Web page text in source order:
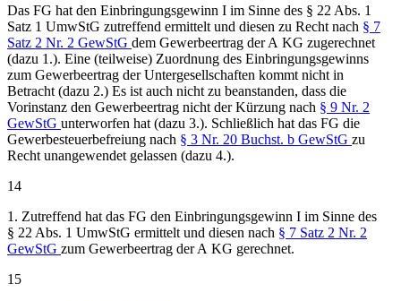
Das FG hat den Einbringungsgewinn I im Sinne des § 22 Abs. 1
Satz 1 UmwStG zutreffend ermittelt und diesen zu Recht nach § 7
Satz 2 Nr. 2 GewStG dem Gewerbeertrag der A KG zugerechnet
(dazu 1.). Eine (teilweise) Zuordnung des Einbringungsgewinns
zum Gewerbeertrag der Untergesellschaften kommt nicht in
Betracht (dazu 2.) Es ist auch nicht zu beanstanden, dass die
Vorinstanz den Gewerbeertrag nicht der Kürzung nach § 9 Nr. 2
GewStG unterworfen hat (dazu 3.). Schließlich hat das FG die
Gewerbesteuerbefreiung nach § 3 Nr. 20 Buchst. b GewStG zu
Recht unangewendet gelassen (dazu 4.).
14
1. Zutreffend hat das FG den Einbringungsgewinn I im Sinne des
§ 22 Abs. 1 UmwStG ermittelt und diesen nach § 7 Satz 2 Nr. 2
GewStG zum Gewerbeertrag der A KG gerechnet.
15